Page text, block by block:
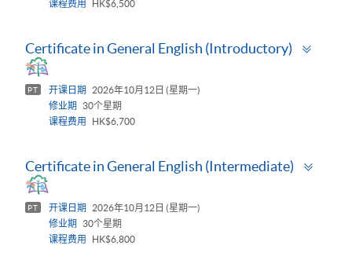
课程费用 HK$6,500
Certificate in General English (Introductory)
PT 开课日期
2026年10月12日 (星期一)
修业期
30个星期
课程费用
HK$6,700
Certificate in General English (Intermediate)
PT 开课日期
2026年10月12日 (星期一)
修业期
30个星期
课程费用
HK$6,800